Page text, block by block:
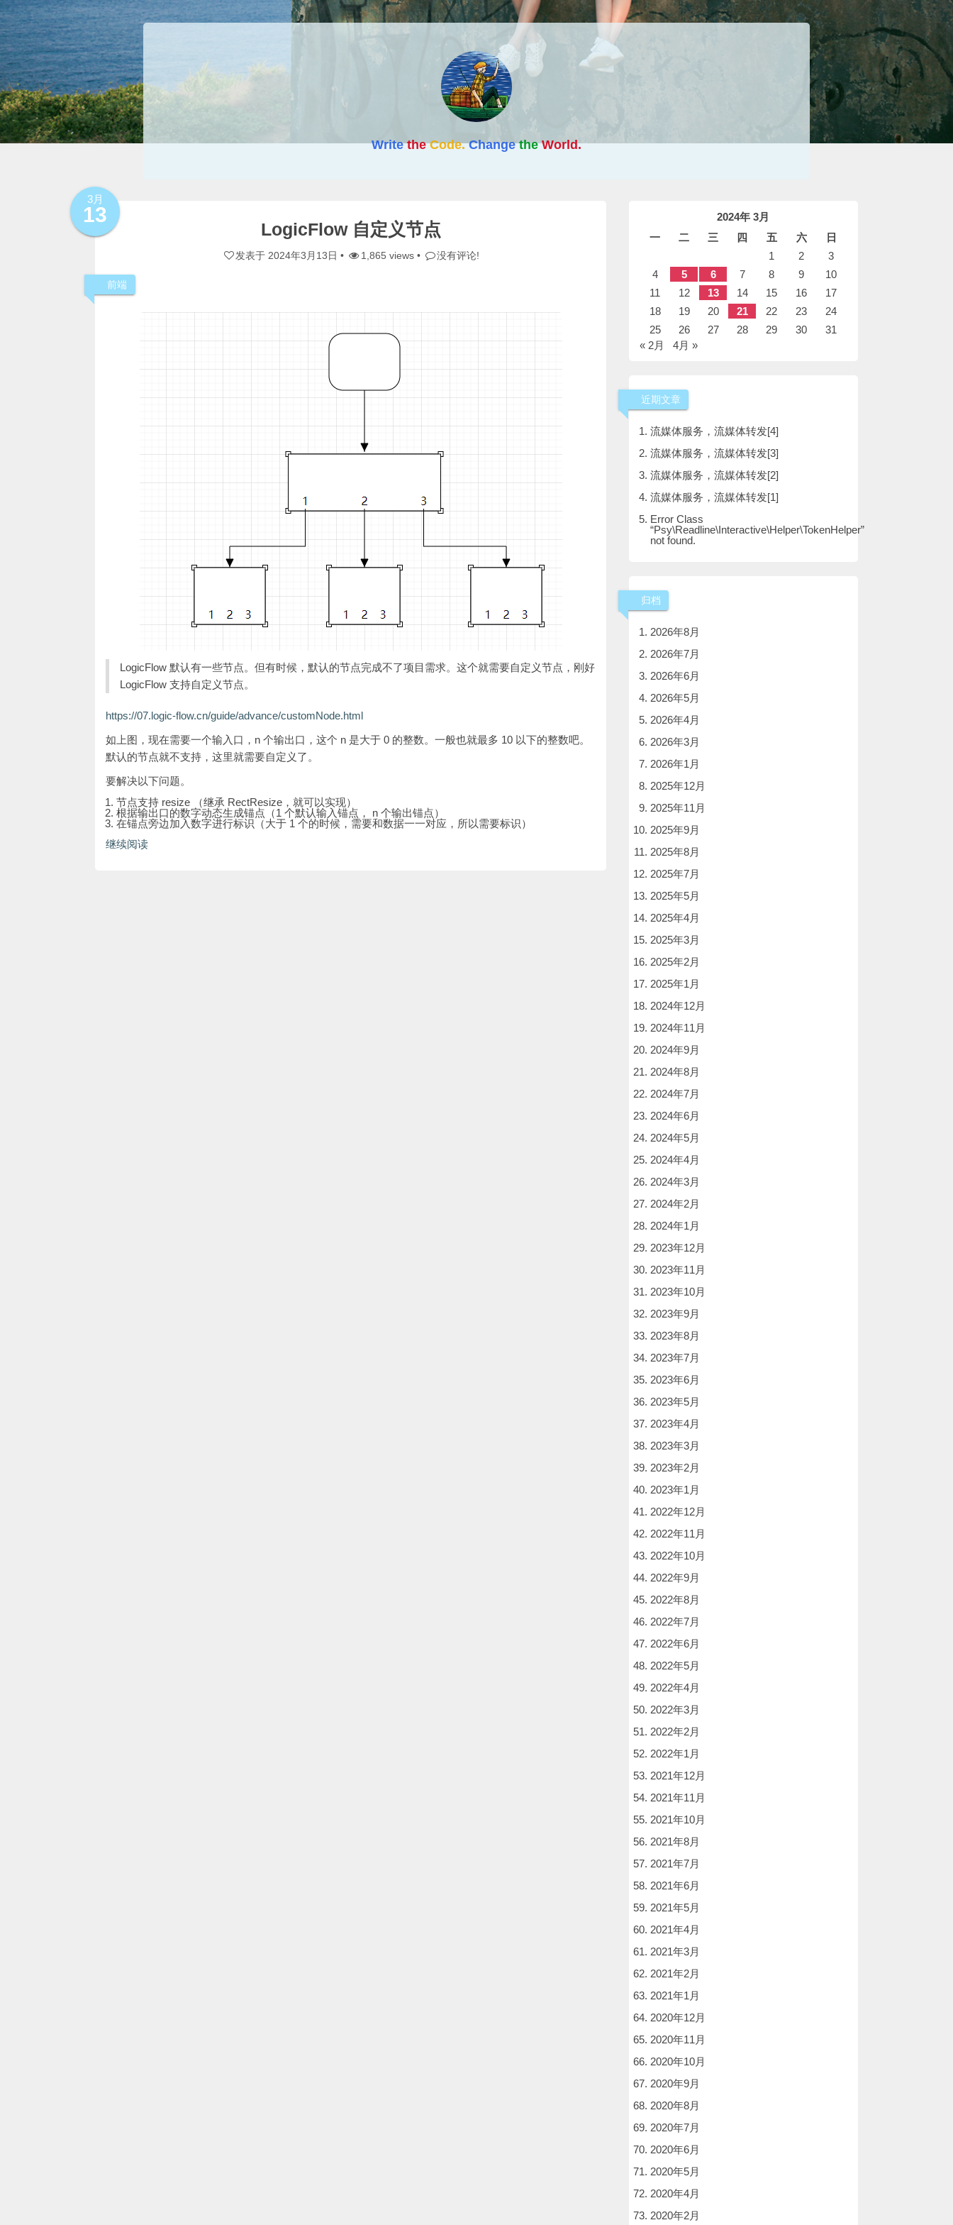
Write the Code. Change the World.
3月
13
LogicFlow 自定义节点
发表于 2024年3月13日 • 1,865 views • 没有评论!
前端
LogicFlow 默认有一些节点。但有时候，默认的节点完成不了项目需求。这个就需要自定义节点，刚好
LogicFlow 支持自定义节点。
https://07.logic-flow.cn/guide/advance/customNode.html
如上图，现在需要一个输入口，n 个输出口，这个 n 是大于 0 的整数。一般也就最多 10 以下的整数吧。
默认的节点就不支持，这里就需要自定义了。
要解决以下问题。
节点支持 resize （继承 RectResize，就可以实现）
根据输出口的数字动态生成锚点（1 个默认输入锚点， n 个输出锚点）
在锚点旁边加入数字进行标识（大于 1 个的时候，需要和数据一一对应，所以需要标识）
继续阅读
2024年 3月
一
二 三 四 五 六
日
1
2
3
4
5 6 7 8 9
10
11
12 13 14 15 16
17
18
19 20 21 22 23
24
25
26 27 28 29 30
31
« 2月
4月 »
近期文章
流媒体服务，流媒体转发[4]
流媒体服务，流媒体转发[3]
流媒体服务，流媒体转发[2]
流媒体服务，流媒体转发[1]
Error Class
“Psy\Readline\Interactive\Helper\TokenHelper”
not found.
归档
2026年8月
2026年7月
2026年6月
2026年5月
2026年4月
2026年3月
2026年1月
2025年12月
2025年11月
2025年9月
2025年8月
2025年7月
2025年5月
2025年4月
2025年3月
2025年2月
2025年1月
2024年12月
2024年11月
2024年9月
2024年8月
2024年7月
2024年6月
2024年5月
2024年4月
2024年3月
2024年2月
2024年1月
2023年12月
2023年11月
2023年10月
2023年9月
2023年8月
2023年7月
2023年6月
2023年5月
2023年4月
2023年3月
2023年2月
2023年1月
2022年12月
2022年11月
2022年10月
2022年9月
2022年8月
2022年7月
2022年6月
2022年5月
2022年4月
2022年3月
2022年2月
2022年1月
2021年12月
2021年11月
2021年10月
2021年8月
2021年7月
2021年6月
2021年5月
2021年4月
2021年3月
2021年2月
2021年1月
2020年12月
2020年11月
2020年10月
2020年9月
2020年8月
2020年7月
2020年6月
2020年5月
2020年4月
2020年2月